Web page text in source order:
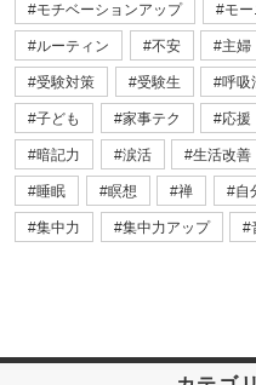
モチベーションアップ モー
ルーティン 不安 主婦
受験対策 受験生 呼吸
子ども 家事テク 応援
暗記力 涙活 生活改善
睡眠 瞑想 禅 自
集中力 集中力アップ